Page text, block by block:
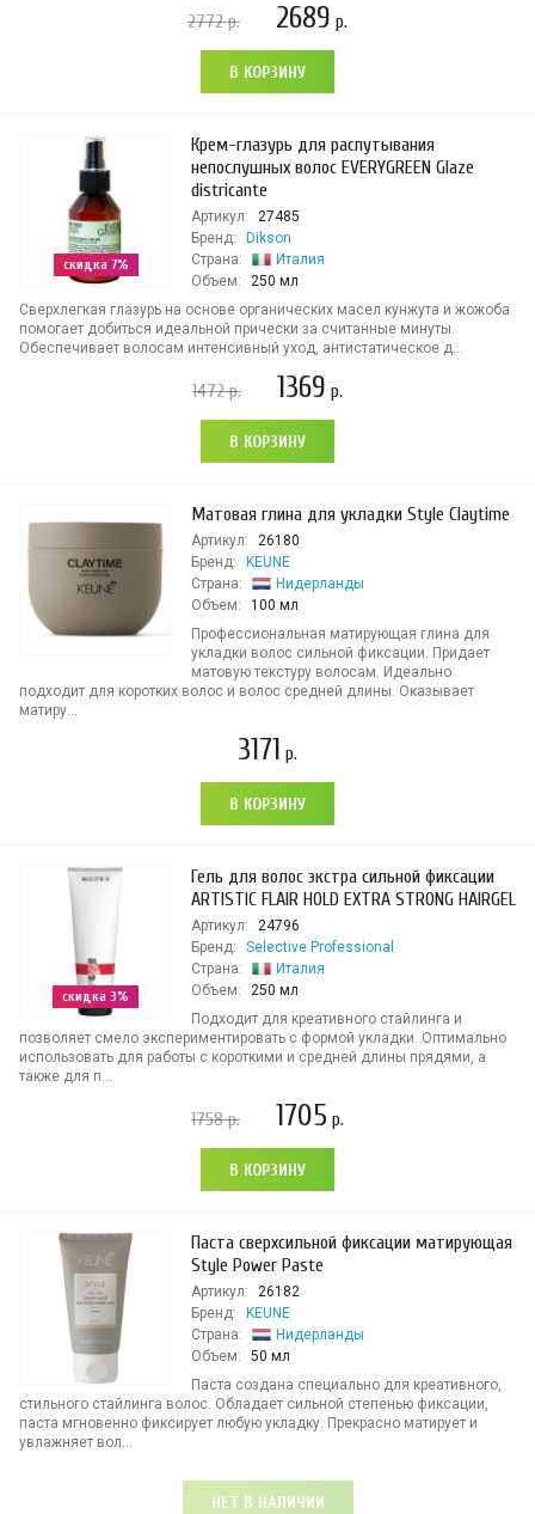
2772р. 2689 р.
В КОРЗИНУ
скидка 7%
Крем-глазурь для распутывания
непослушных волос EVERYGREEN Glaze
districante
Артикул:
27485
Бренд:
Dikson
Страна:
Италия
Объем:
250 мл
Сверхлегкая глазурь на основе органических масел кунжута и жожоба
помогает добиться идеальной прически за считанные минуты.
Обеспечивает волосам интенсивный уход, антистатическое д...
1472р. 1369 р.
В КОРЗИНУ
Матовая глина для укладки Style Claytime
Артикул:
26180
Бренд:
KEUNE
Страна:
Нидерланды
Объем:
100 мл
Профессиональная матирующая глина для
укладки волос сильной фиксации. Придает
матовую текстуру волосам. Идеально
подходит для коротких волос и волос средней длины. Оказывает
матиру...
3171 р.
В КОРЗИНУ
скидка 3%
Гель для волос экстра сильной фиксации
ARTISTIC FLAIR HOLD EXTRA STRONG HAIRGEL
Артикул:
24796
Бренд:
Selective Professional
Страна:
Италия
Объем:
250 мл
Подходит для креативного стайлинга и
позволяет смело экспериментировать с формой укладки. Оптимально
использовать для работы с короткими и средней длины прядями, а
также для п...
1758р. 1705 р.
В КОРЗИНУ
Паста сверхсильной фиксации матирующая
Style Power Paste
Артикул:
26182
Бренд:
KEUNE
Страна:
Нидерланды
Объем:
50 мл
Паста создана специально для креативного,
стильного стайлинга волос. Обладает сильной степенью фиксации,
паста мгновенно фиксирует любую укладку. Прекрасно матирует и
увлажняет вол...
НЕТ В НАЛИЧИИ